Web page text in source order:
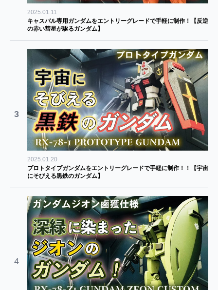
2025.01.11
キャスバル専用ガンダムをエントリーグレードで手軽に制作！【反逆
の赤い彗星が駆るガンダム】
3
2025.01.20
プロトタイプガンダムをエントリーグレードで手軽に制作！！【宇宙
にそびえる黒鉄のガンダム】
4